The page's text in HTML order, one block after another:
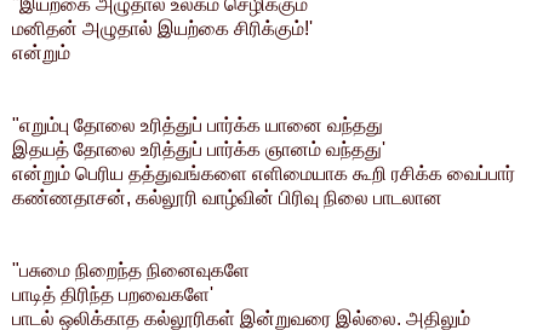
மனிதன் அழுதால் இயற்கை சிரிக்கும்!'
என்றும்
"எறும்பு தோலை உரித்துப் பார்க்க யானை வந்தது
இதயத் தோலை உரித்துப் பார்க்க ஞானம் வந்தது'
என்றும் பெரிய தத்துவங்களை எளிமையாக கூறி ரசிக்க வைப்பார்
கண்ணதாசன், கல்லூரி வாழ்வின் பிரிவு நிலை பாடலான
"பசுமை நிறைந்த நினைவுகளே
பாடித் திரிந்த பறவைகளே'
பாடல் ஒலிக்காத கல்லூரிகள் இன்றுவரை இல்லை. அதிலும்